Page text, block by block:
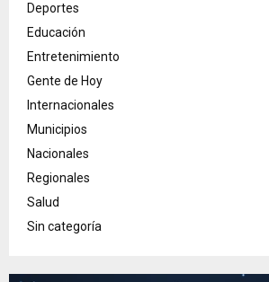
Deportes
Educación
Entretenimiento
Gente de Hoy
Internacionales
Municipios
Nacionales
Regionales
Salud
Sin categoría